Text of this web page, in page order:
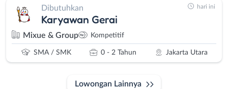
Dibutuhkan
Karyawan Gerai
Mixue & Group Kompetitif
SMA / SMK 0 - 2 Tahun Jakarta Utara
hari ini
Lowongan Lainnya